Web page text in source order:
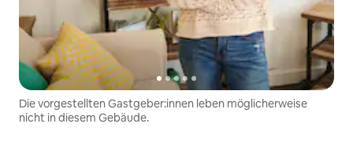
Die vorgestellten Gastgeber:innen leben möglicherweise
nicht in diesem Gebäude.